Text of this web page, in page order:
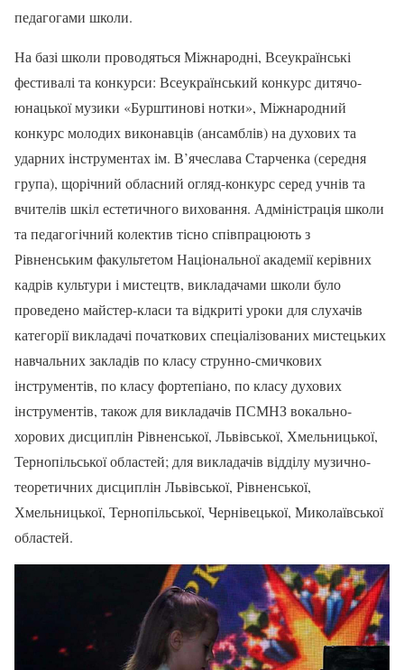
педагогами школи.
На базі школи проводяться Міжнародні, Всеукраїнські
фестивалі та конкурси: Всеукраїнський конкурс дитячо-
юнацької музики «Бурштинові нотки», Міжнародний
конкурс молодих виконавців (ансамблів) на духових та
ударних інструментах ім. В’ячеслава Старченка (середня
група), щорічний обласний огляд-конкурс серед учнів та
вчителів шкіл естетичного виховання. Адміністрація школи
та педагогічний колектив тісно співпрацюють з
Рівненським факультетом Національної академії керівних
кадрів культури і мистецтв, викладачами школи було
проведено майстер-класи та відкриті уроки для слухачів
категорії викладачі початкових спеціалізованих мистецьких
навчальних закладів по класу струнно-смичкових
інструментів, по класу фортепіано, по класу духових
інструментів, також для викладачів ПСМНЗ вокально-
хорових дисциплін Рівненської, Львівської, Хмельницької,
Тернопільської областей; для викладачів відділу музично-
теоретичних дисциплін Львівської, Рівненської,
Хмельницької, Тернопільської, Чернівецької, Миколаївської
областей.